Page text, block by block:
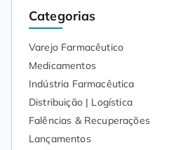
Categorias
Varejo Farmacêutico
Medicamentos
Indústria Farmacêutica
Distribuição | Logística
Falências & Recuperações
Lançamentos